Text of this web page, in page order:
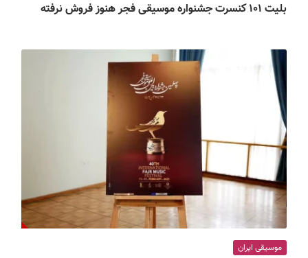
بلیت ۱۰۱ کنسرت جشنواره موسیقی فجر هنوز فروش نرفته
موسیقی ایران